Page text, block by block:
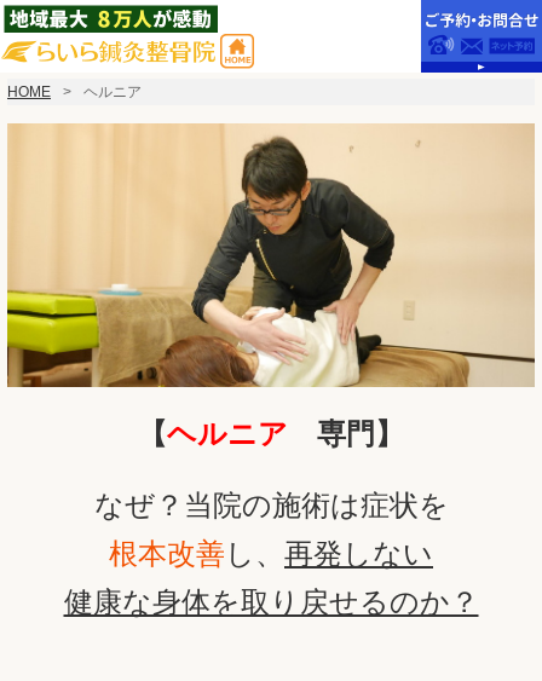
HOME ヘルニア
【ヘルニア 専門】
なぜ？当院の施術は症状を
根本改善 し、 再発しない
健康な身体を取り戻せるのか？